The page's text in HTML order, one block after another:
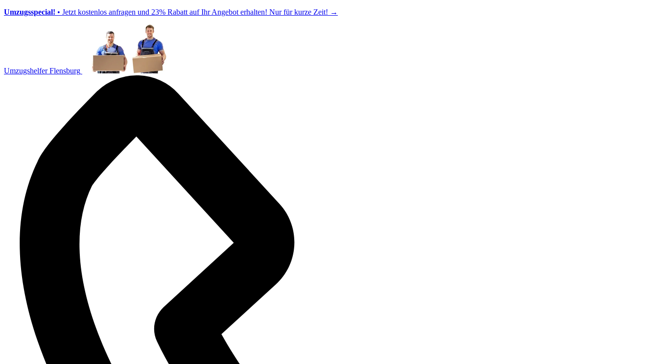
Umzugsspecial! • Jetzt kostenlos anfragen und 23% Rabatt auf Ihr Angebot erhalten! Nur für kurze Zeit! →
Umzugshelfer Flensburg